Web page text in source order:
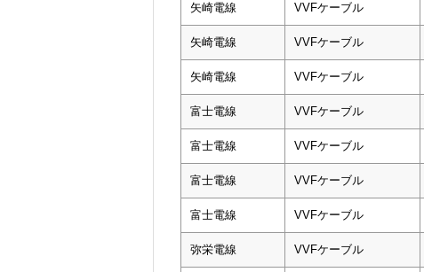
矢崎電線 VVFケーブル
矢崎電線 VVFケーブル
矢崎電線 VVFケーブル
富士電線 VVFケーブル
富士電線 VVFケーブル
富士電線 VVFケーブル
富士電線 VVFケーブル
弥栄電線 VVFケーブル